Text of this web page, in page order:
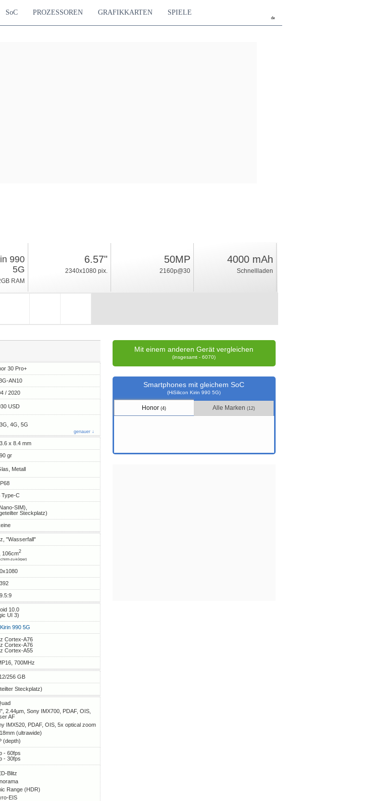
de
SoC PROZESSOREN GRAFIKKARTEN SPIELE
UI 3
21%
990
5G
RAM
6.57"
2340x1080 pix.
50MP
2160p@30
4000 mAh
Schnellladen
30 Pro+
AN10
/ 2020
USD
4G, 5G
genauer ↓
x 8.4 mm
gr
Metall
Type-C
SIM),
Steckplatz)
"Wasserfall"
106cm2
zu-körper)
392
10.0
UI 3)
990 5G
Cortex-A76
Cortex-A76
Cortex-A55
700MHz
256 GB
Steckplatz)
2.44µm, Sony IMX700, PDAF, OIS,
AF
IMX520, PDAF, OIS, 5x optical zoom
(ultrawide)
(depth)
- 60fps
- 30fps
Blitz
Range (HDR)
EIS
Mit einem anderen Gerät vergleichen
(insgesamt - 6070)
Smartphones mit gleichem SoC
(HiSilicon Kirin 990 5G)
Honor(4) Alle Marken(12)